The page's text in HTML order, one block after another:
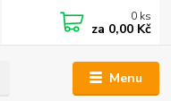
Menu
0 ks
za 0,00 Kč